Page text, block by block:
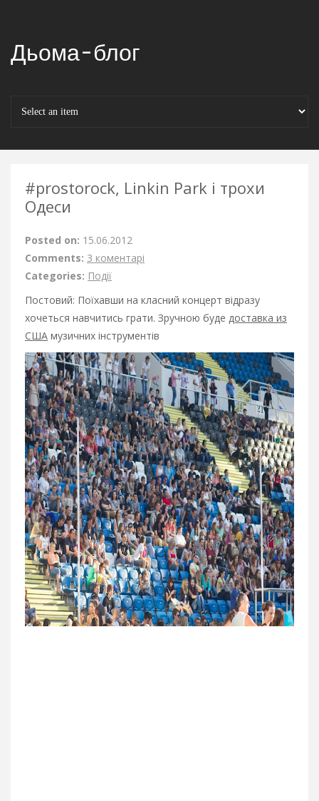
Дьома-блог
#prostorock, Linkin Park і трохи
Одеси
Posted on: 15.06.2012
Comments: 3 коментарі
Categories: Події
Постовий: Поїхавши на класний концерт відразу
хочеться навчитись грати. Зручною буде доставка из
США музичних інструментів